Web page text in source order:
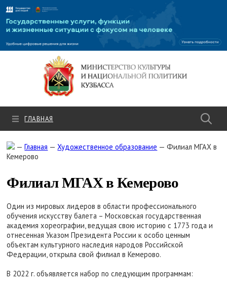
Культура.рф
ГЛАВНАЯ
—Главная —Художественное образование —Филиал МГАХ в
Кемерово
Филиал МГАХ в Кемерово
Один из мировых лидеров в области профессионального
обучения искусству балета – Московская государственная
академия хореографии, ведущая свою историю с 1773 года и
отнесенная Указом Президента России к особо ценным
объектам культурного наследия народов Российской
Федерации, открыла свой филиал в Кемерово.
В 2022 г. объявляется набор по следующим программам: